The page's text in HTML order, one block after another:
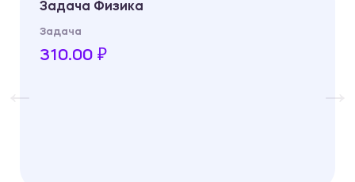
Задача Физика
Задача
310.00 ₽